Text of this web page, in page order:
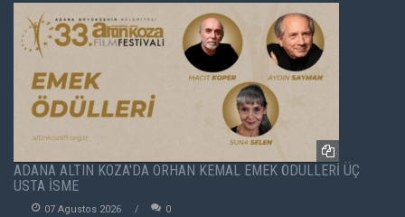
ADANA ALTIN KOZA'DA ORHAN KEMAL EMEK ÖDÜLLERİ ÜÇ
USTA İSME
07 Agustos 2026 0